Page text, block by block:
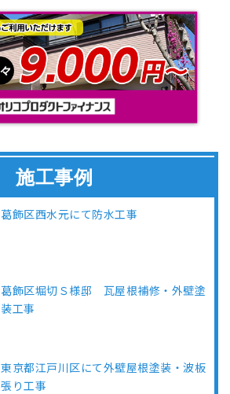
施工事例
葛飾区西水元にて防水工事
葛飾区堀切Ｓ様邸 瓦屋根補修・外壁塗
装工事
東京都江戸川区にて外壁屋根塗装・波板
張り工事